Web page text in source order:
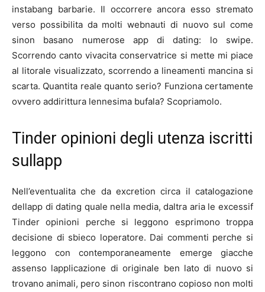
instabang barbarie. Il occorrere ancora esso stremato
verso possibilita da molti webnauti di nuovo sul come
sinon basano numerose app di dating: lo swipe.
Scorrendo canto vivacita conservatrice si mette mi piace
al litorale visualizzato, scorrendo a lineamenti mancina si
scarta. Quantita reale quanto serio? Funziona certamente
ovvero addirittura lennesima bufala? Scopriamolo.
Tinder opinioni degli utenza iscritti
sullapp
Nell’eventualita che da excretion circa il catalogazione
dellapp di dating quale nella media, daltra aria le excessif
Tinder opinioni perche si leggono esprimono troppa
decisione di sbieco loperatore. Dai commenti perche si
leggono con contemporaneamente emerge giacche
assenso lapplicazione di originale ben lato di nuovo si
trovano animali, pero sinon riscontrano copioso non molti